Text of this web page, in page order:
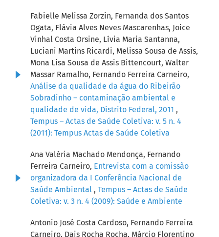
Fabielle Melissa Zorzin, Fernanda dos Santos
Ogata, Flávia Alves Neves Mascarenhas, Joice
Vinhal Costa Orsine, Lívia Maria Santanna,
Luciani Martins Ricardi, Melissa Sousa de Assis,
Mona Lisa Sousa de Assis Bittencourt, Walter
Massar Ramalho, Fernando Ferreira Carneiro,
Análise da qualidade da água do Ribeirão
Sobradinho – contaminação ambiental e
qualidade de vida, Distrito Federal, 2011 ,
Tempus – Actas de Saúde Coletiva: v. 5 n. 4
(2011): Tempus Actas de Saúde Coletiva
Ana Valéria Machado Mendonça, Fernando
Ferreira Carneiro, Entrevista com a comissão
organizadora da I Conferência Nacional de
Saúde Ambiental , Tempus – Actas de Saúde
Coletiva: v. 3 n. 4 (2009): Saúde e Ambiente
Antonio José Costa Cardoso, Fernando Ferreira
Carneiro, Dais Rocha Rocha, Márcio Florentino